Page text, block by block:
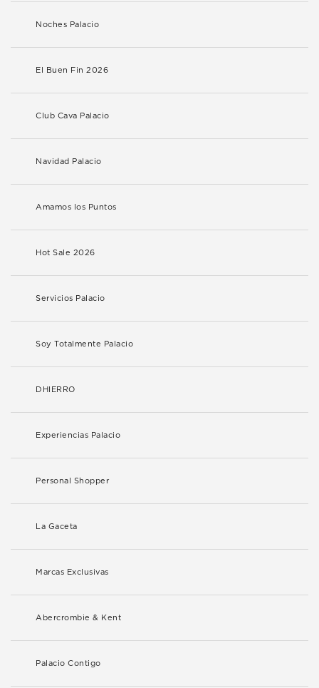
Noches Palacio
El Buen Fin 2026
Club Cava Palacio
Navidad Palacio
Amamos los Puntos
Hot Sale 2026
Servicios Palacio
Soy Totalmente Palacio
DHIERRO
Experiencias Palacio
Personal Shopper
La Gaceta
Marcas Exclusivas
Abercrombie & Kent
Palacio Contigo